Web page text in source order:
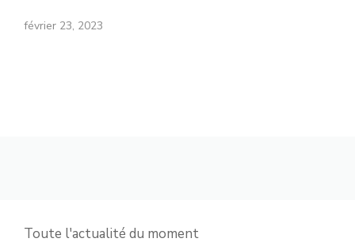
février 23, 2023
Toute l'actualité du moment